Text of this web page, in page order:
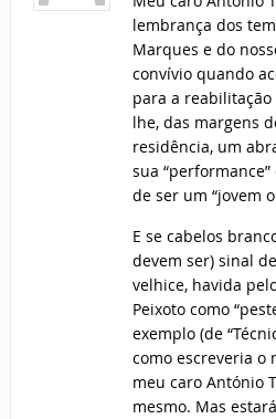
lembrança dos
Marques e do
convívio quando
para a
lhe, das margens
residência, um
sua
de ser um “jovem
E se cabelos
devem ser) sinal
velhice, havida
Peixoto como
exemplo (de
como escreveria o
meu caro António
mesmo. Mas